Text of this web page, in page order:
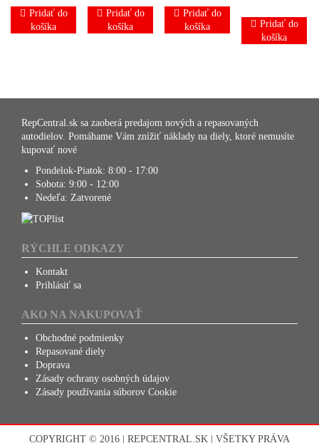
Pridať do
košíka
Pridať do
košíka
Pridať do
košíka
Pridať do
košíka
RepCentral.sk sa zaoberá predajom nových a repasovaných
autodielov. Pomáhame Vám znížiť náklady na diely, ktoré nemusíte
kupovať nové
Pondelok-Piatok: 8:00 - 17:00
Sobota: 9:00 - 12:00
Nedeľa: Zatvorené
RÝCHLE ODKAZY
Kontakt
Prihlásiť sa
AKO NA NAKUPOVAŤ
Obchodné podmienky
Repasované diely
Doprava
Zásady ochrany osobných údajov
Zásady používania súborov Cookie
COPYRIGHT © 2016 | REPCENTRAL.SK | VŠETKY PRÁVA